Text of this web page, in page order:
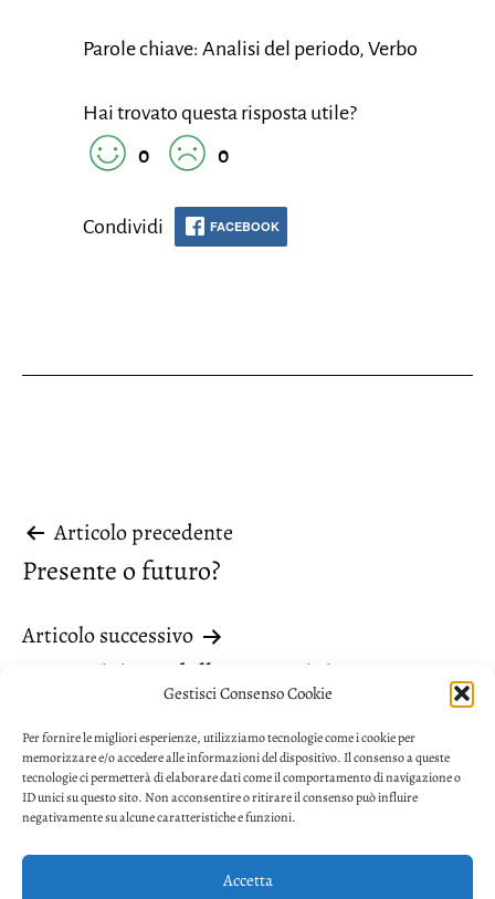
Gestisci Consenso Cookie
Per fornire le migliori esperienze, utilizziamo tecnologie come i cookie per
memorizzare e/o accedere alle informazioni del dispositivo. Il consenso a queste
tecnologie ci permetterà di elaborare dati come il comportamento di navigazione o
ID unici su questo sito. Non acconsentire o ritirare il consenso può influire
negativamente su alcune caratteristiche e funzioni.
Accetta
Parole chiave: Analisi del periodo, Verbo
Hai trovato questa risposta utile?
0
0
Condividi FACEBOOK
Navigazione
articoli
Articolo precedente
Presente o futuro?
Articolo successivo
La precisione della preposizione